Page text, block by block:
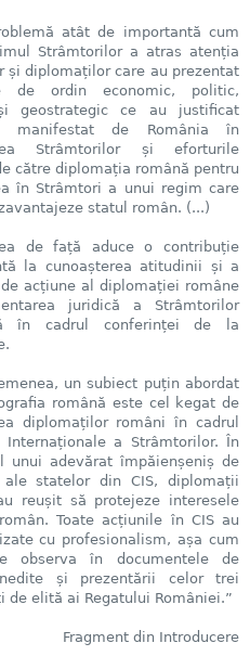
atât de importantă cum
Strâmtorilor a atras atenția
și diplomaților care au prezentat
de ordin economic, politic,
geostrategic ce au justificat
manifestat de România în
Strâmtorilor și eforturile
către diplomația română pentru
în Strâmtori a unui regim care
statul român. (...)
de față aduce o contribuție
la cunoașterea atitudinii și a
acțiune al diplomației române
juridică a Strâmtorilor
în cadrul conferinței de la
un subiect puțin abordat
română este cel kegat de
diplomaților români în cadrul
Internaționale a Strâmtorilor. În
unui adevărat împăienșeniș de
ale statelor din CIS, diplomații
reușit să protejeze interesele
Toate acțiunile în CIS au
cu profesionalism, așa cum
observa în documentele de
și prezentării celor trei
de elită ai Regatului României.”
Fragment din Introducere